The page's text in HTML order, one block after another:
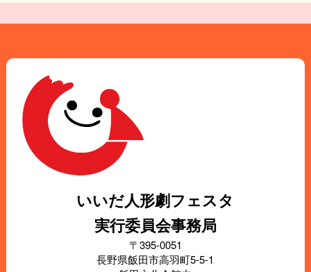
いいだ人形劇フェスタ
実行委員会事務局
〒395-0051
長野県飯田市高羽町5-5-1